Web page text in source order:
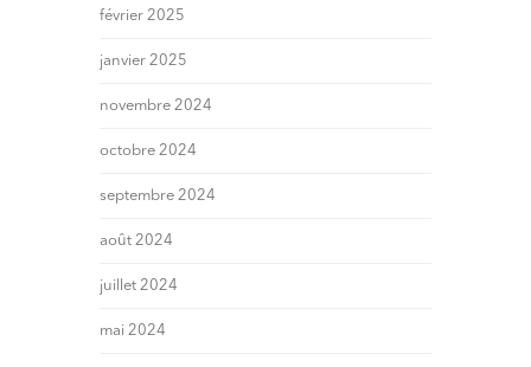
février 2025
janvier 2025
novembre 2024
octobre 2024
septembre 2024
août 2024
juillet 2024
mai 2024